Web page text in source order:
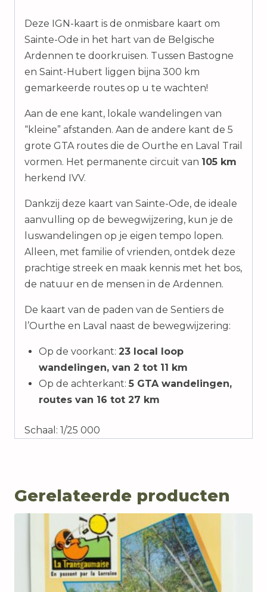
Deze IGN-kaart is de onmisbare kaart om
Sainte-Ode in het hart van de Belgische
Ardennen te doorkruisen. Tussen Bastogne
en Saint-Hubert liggen bijna 300 km
gemarkeerde routes op u te wachten!
Aan de ene kant, lokale wandelingen van
“kleine” afstanden. Aan de andere kant de 5
grote GTA routes die de Ourthe en Laval Trail
vormen. Het permanente circuit van 105 km
herkend IVV.
Dankzij deze kaart van Sainte-Ode, de ideale
aanvulling op de bewegwijzering, kun je de
luswandelingen op je eigen tempo lopen.
Alleen, met familie of vrienden, ontdek deze
prachtige streek en maak kennis met het bos,
de natuur en de mensen in de Ardennen.
De kaart van de paden van de Sentiers de
l’Ourthe en Laval naast de bewegwijzering:
Op de voorkant: 23 local loop
wandelingen, van 2 tot 11 km
Op de achterkant: 5 GTA wandelingen,
routes van 16 tot 27 km
Schaal: 1/25 000
Gerelateerde producten